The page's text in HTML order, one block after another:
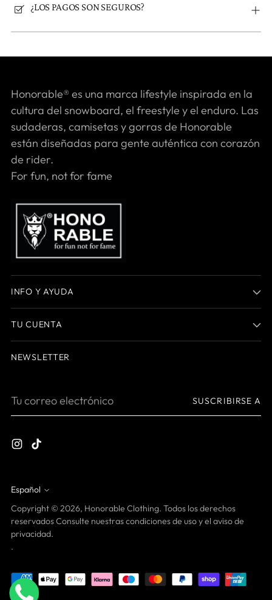
¿LOS PAGOS SON SEGUROS?
Honorable® es una marca lifestyle inspirada en la
cultura del snowboard, el freestyle y el enduro. Las
sudaderas, camisetas y gorras de Honorable
están diseñadas para gente auténtica con corazón
de rider.
For fun, not for fame
INFO Y AYUDA
TU CUENTA
NEWSLETTER
Tu
SUSCRIBIRSE A
idioma
Español
Copyright © 2026, Honorable Clothing. Todos los derechos
reservados Consulte nuestras condiciones de uso y el aviso de
privacidad.
.